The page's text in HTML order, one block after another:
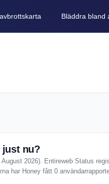
Bläddra bland
just nu?
2026). Entireweb Status
har Honey fått 0